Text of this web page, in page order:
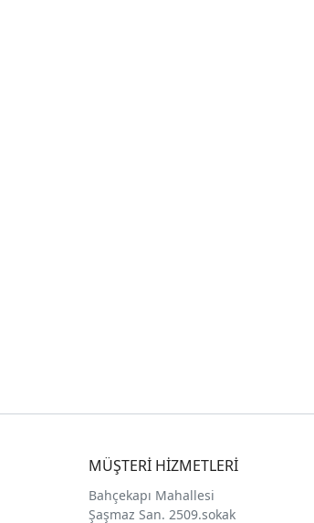
MÜŞTERİ HİZMETLERİ
Bahçekapı Mahallesi
Şaşmaz San. 2509.sokak